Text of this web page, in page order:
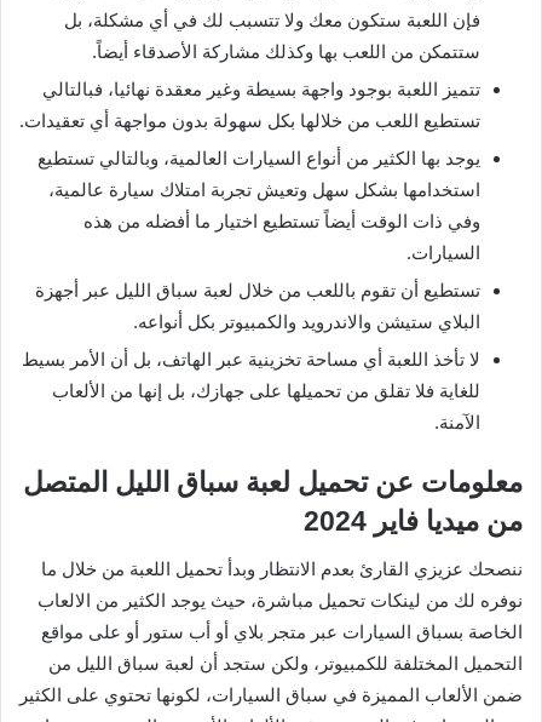
فإن اللعبة ستكون معك ولا تتسبب لك في أي مشكلة، بل
ستتمكن من اللعب بها وكذلك مشاركة الأصدقاء أيضاً.
تتميز اللعبة بوجود واجهة بسيطة وغير معقدة نهائيا، فبالتالي
تستطيع اللعب من خلالها بكل سهولة بدون مواجهة أي تعقيدات.
يوجد بها الكثير من أنواع السيارات العالمية، وبالتالي تستطيع
استخدامها بشكل سهل وتعيش تجربة امتلاك سيارة عالمية،
وفي ذات الوقت أيضاً تستطيع اختيار ما أفضله من هذه
السيارات.
تستطيع أن تقوم باللعب من خلال لعبة سباق الليل عبر أجهزة
البلاي ستيشن والاندرويد والكمبيوتر بكل أنواعه.
لا تأخذ اللعبة أي مساحة تخزينية عبر الهاتف، بل أن الأمر بسيط
للغاية فلا تقلق من تحميلها على جهازك، بل إنها من الألعاب
الآمنة.
معلومات عن تحميل لعبة سباق الليل المتصل
من ميديا فاير 2024
ننصحك عزيزي القارئ بعدم الانتظار وبدأ تحميل اللعبة من خلال ما
نوفره لك من لينكات تحميل مباشرة، حيث يوجد الكثير من الالعاب
الخاصة بسباق السيارات عبر متجر بلاي أو أب ستور أو على مواقع
التحميل المختلفة للكمبيوتر، ولكن ستجد أن لعبة سباق الليل من
ضمن الألعاب المميزة في سباق السيارات، لكونها تحتوي على الكثير